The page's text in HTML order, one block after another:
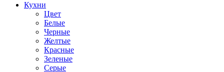
Кухни
Цвет
Белые
Черные
Желтые
Красные
Зеленые
Серые